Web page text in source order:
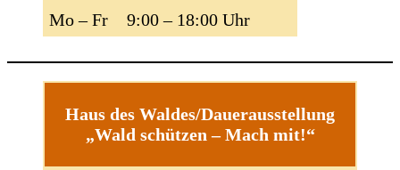
Mo – Fr
9:00 – 18:00 Uhr
Haus des Waldes/Dauerausstellung
„Wald schützen – Mach mit!“